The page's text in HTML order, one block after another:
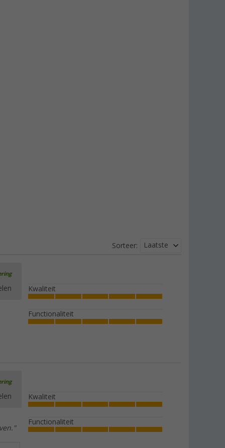
Sorteer: Laatste
Kwaliteit
Functionaliteit
Kwaliteit
Functionaliteit